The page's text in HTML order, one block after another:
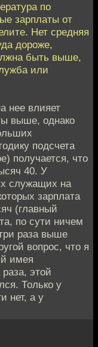
по
зарплаты от
Нет средняя
дороже,
быть выше,
или
нее влияет
выше, однако
подсчета
получается, что
40. У
служащих на
зарплата
(главный
по сути ничем
раза выше
вопрос, что я
имея
этой
Только у
нет, а у